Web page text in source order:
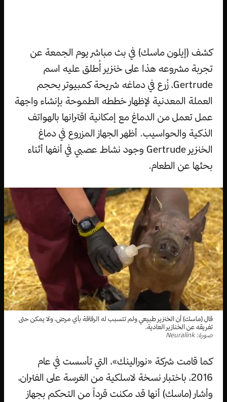
كشف (إيلون ماسك) في بث مباشر يوم الجمعة عن
تجربة مشروعه هذا على خنزير أُطلق عليه اسم
Gertrude، زُرع في دماغه شريحة كمبيوتر بحجم
العملة المعدنية لإظهار خططه الطموحة بإنشاء واجهة
عمل تعمل من الدماغ مع إمكانية اقترانها بالهواتف
الذكية والحواسيب. أظهر الجهاز المزروع في دماغ
الخنزير Gertrude وجود نشاط عصبي في أنفها أثناء
بحثها عن الطعام.
قال (ماسك) أن الخنزير طبيعي ولم تتسبب له الرقاقة بأي مرض، ولا يمكن حتى
تفريقه عن الخنازير العادية.
صورة: Neuralink
كما قامت شركة «نورالينك»، التي تأسست في عام
2016، باختبار نسخة لاسلكية من الغرسة على الفئران،
وأشار (ماسك) أنها قد مكنت قرداً من التحكم بجهاز